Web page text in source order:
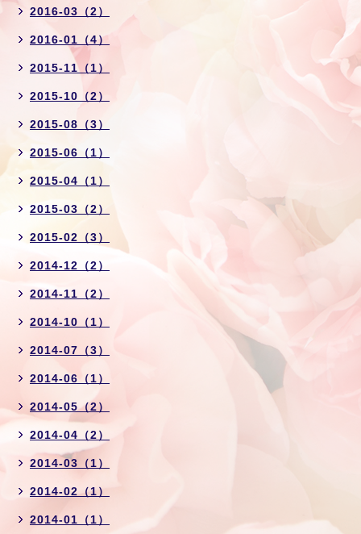
2016-03（2）
2016-01（4）
2015-11（1）
2015-10（2）
2015-08（3）
2015-06（1）
2015-04（1）
2015-03（2）
2015-02（3）
2014-12（2）
2014-11（2）
2014-10（1）
2014-07（3）
2014-06（1）
2014-05（2）
2014-04（2）
2014-03（1）
2014-02（1）
2014-01（1）